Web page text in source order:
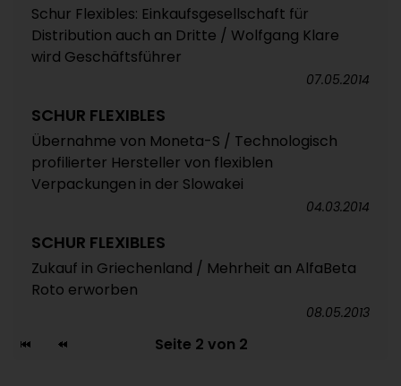
Schur Flexibles: Einkaufsgesellschaft für
Distribution auch an Dritte / Wolfgang Klare
wird Geschäftsführer
07.05.2014
SCHUR FLEXIBLES
Übernahme von Moneta-S / Technologisch
profilierter Hersteller von flexiblen
Verpackungen in der Slowakei
04.03.2014
SCHUR FLEXIBLES
Zukauf in Griechenland / Mehrheit an AlfaBeta
Roto erworben
08.05.2013
Seite 2 von 2